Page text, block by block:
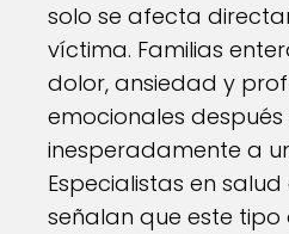
solo se afecta
víctima. Familias
dolor, ansiedad y
emocionales
inesperadamente a
Especialistas en
señalan que este tipo